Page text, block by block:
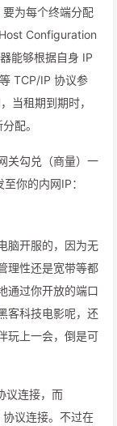
为每个终端分配
Configuration
能够根据自身 IP
TCP/IP 协议参
当租期到期时，
配。
关勾兑（商量）一
你的内网IP：
脑开服的，因为无
理性还是宽带等都
通过你开放的端口
客科技电影呢，还
玩上一会，倒是可
议连接，而
议连接。不过在